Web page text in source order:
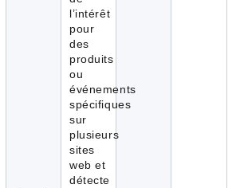
l’intérêt
pour
des
produits
ou
événements
spécifiques
sur
plusieurs
sites
web et
détecte